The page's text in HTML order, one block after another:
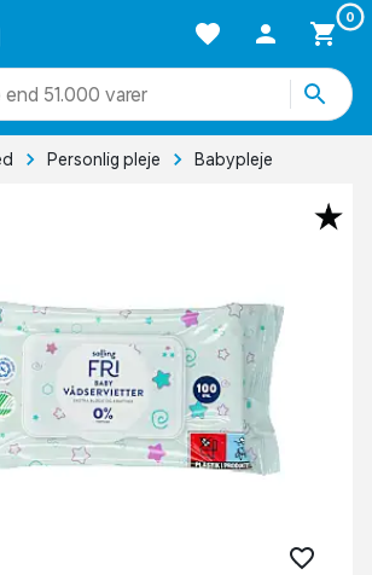
0
end 51.000 varer
Personlig pleje Babypleje